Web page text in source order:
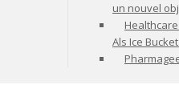
un nouvel
Als Ice